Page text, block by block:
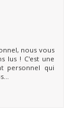
nous vous
lus ! C'est une
personnel qui